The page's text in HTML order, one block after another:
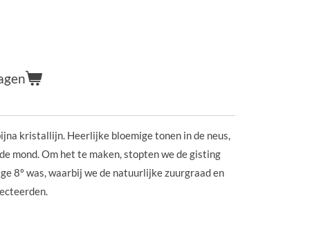
kristallijn. Heerlijke bloemige tonen in de neus,
mond. Om het te maken, stopten we de gisting
8º was, waarbij we de natuurlijke zuurgraad en